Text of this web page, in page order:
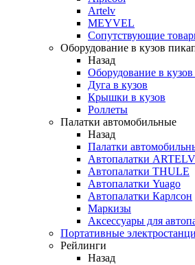
Artelv
MEYVEL
Сопутствующие
Оборудование в кузов
Назад
Оборудование в
Дуга в кузов
Крышки в кузов
Роллеты
Палатки автомобильные
Назад
Палатки
Автопалатки ARTELV
Автопалатки THULE
Автопалатки Yuago
Автопалатки Карлсон
Маркизы
Аксессуары для
Портативные
Рейлинги
Назад